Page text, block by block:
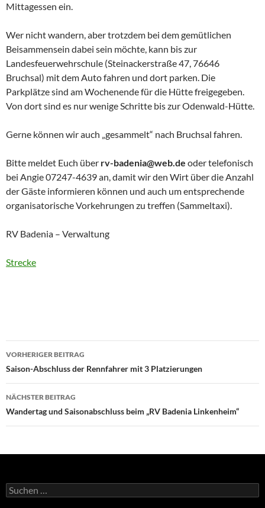
Mittagessen ein.
Wer nicht wandern, aber trotzdem bei dem gemütlichen
Beisammensein dabei sein möchte, kann bis zur
Landesfeuerwehrschule (Steinackerstraße 47, 76646
Bruchsal) mit dem Auto fahren und dort parken. Die
Parkplätze sind am Wochenende für die Hütte freigegeben.
Von dort sind es nur wenige Schritte bis zur Odenwald-Hütte.
Gerne können wir auch „gesammelt“ nach Bruchsal fahren.
Bitte meldet Euch über rv-badenia@web.de oder telefonisch
bei Angie 07247-4639 an, damit wir den Wirt über die Anzahl
der Gäste informieren können und auch um entsprechende
organisatorische Vorkehrungen zu treffen (Sammeltaxi).
RV Badenia – Verwaltung
Strecke
Beitragsnavigation
VORHERIGER BEITRAG
Saison-Abschluss der Rennfahrer mit 3 Platzierungen
NÄCHSTER BEITRAG
Wandertag und Saisonabschluss beim „RV Badenia Linkenheim“
Suchen
nach: